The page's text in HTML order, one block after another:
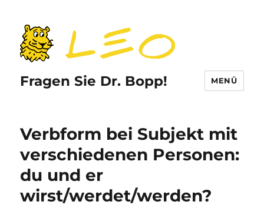
Fragen Sie Dr. Bopp! MENÜ
Verbform bei Subjekt mit
verschiedenen Personen:
du und er
wirst/werdet/werden?